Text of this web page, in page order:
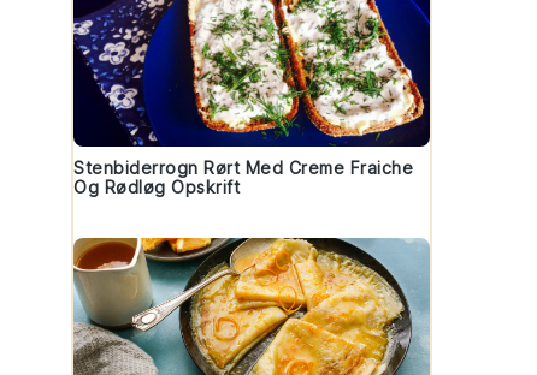
Stenbiderrogn Rørt Med Creme Fraiche
Og Rødløg Opskrift